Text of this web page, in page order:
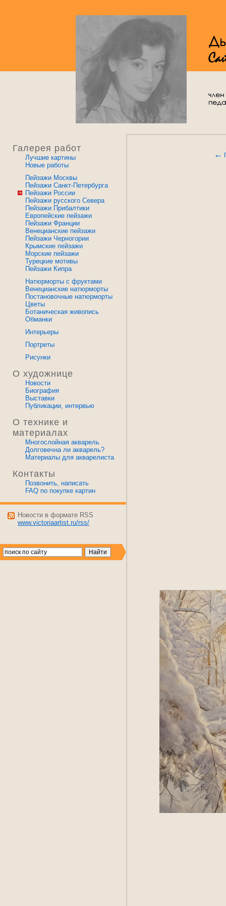
Галерея работ
Лучшие картины
Новые работы
Пейзажи Москвы
Пейзажи Санкт-Петербурга
Пейзажи России
Пейзажи русского Севера
Пейзажи Прибалтики
Европейские пейзажи
Пейзажи Франции
Венецианские пейзажи
Пейзажи Черногории
Крымские пейзажи
Морские пейзажи
Турецкие мотивы
Пейзажи Кипра
Натюрморты с фруктами
Венецианские натюрморты
Постановочные натюрморты
Цветы
Ботаническая живопись
Обманки
Интерьеры
Портреты
Рисунки
О художнице
Новости
Биография
Выставки
Публикации, интервью
О технике и
материалах
Многослойная акварель
Долговечна ли акварель?
Материалы для акварелиста
Контакты
Позвонить, написать
FAQ по покупке картин
Новости в формате RSS
www.victoriaartist.ru/rss/
←